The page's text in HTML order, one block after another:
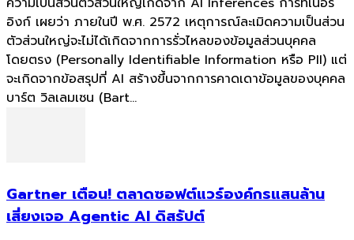
อิงก์ เผยว่า ภายในปี พ.ศ. 2572 เหตุการณ์ละเมิดความเป็นส่วน
ตัวส่วนใหญ่จะไม่ได้เกิดจากการรั่วไหลของข้อมูลส่วนบุคคล
โดยตรง (Personally Identifiable Information หรือ PII) แต่
จะเกิดจากข้อสรุปที่ AI สร้างขึ้นจากการคาดเดาข้อมูลของบุคคล
บาร์ต วิลเลมเซน (Bart...
Gartner เตือน! ตลาดซอฟต์แวร์องค์กรแสนล้าน
เสี่ยงเจอ Agentic AI ดิสรัปต์